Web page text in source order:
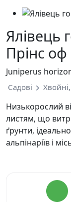
Ялівець
Прінс
Juniperus
Садові
Низькорослий
листям, що
ґрунти,
альпінаріїв і